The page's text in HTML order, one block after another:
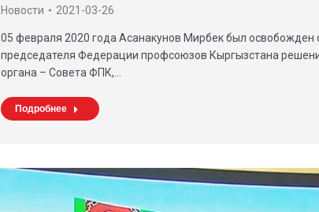
Новости 2021-03-26
05 февраля 2020 года Асанакунов Мирбек был освобожден
председателя Федерации профсоюзов Кыргызстана
органа – Совета ФПК,…
Подробнее